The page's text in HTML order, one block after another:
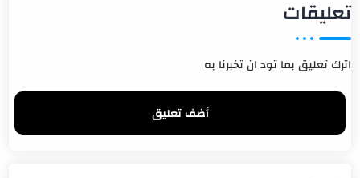
تعليقات
اترك تعليق بما تود ان تخبرنا به
أضف تعليق